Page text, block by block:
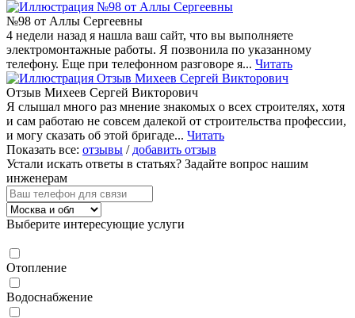
№98 от Аллы Сергеевны
4 недели назад я нашла ваш сайт, что вы выполняете
электромонтажные работы. Я позвонила по указанному
телефону. Еще при телефонном разговоре я... Читать
Отзыв Михеев Сергей Викторович
Я слышал много раз мнение знакомых о всех строителях, хотя
и сам работаю не совсем далекой от строительства профессии,
и могу сказать об этой бригаде... Читать
Показать все: отзывы / добавить отзыв
Устали искать ответы в статьях? Задайте вопрос нашим
инженерам
Выберите интересующие услуги
Отопление
Водоснабжение